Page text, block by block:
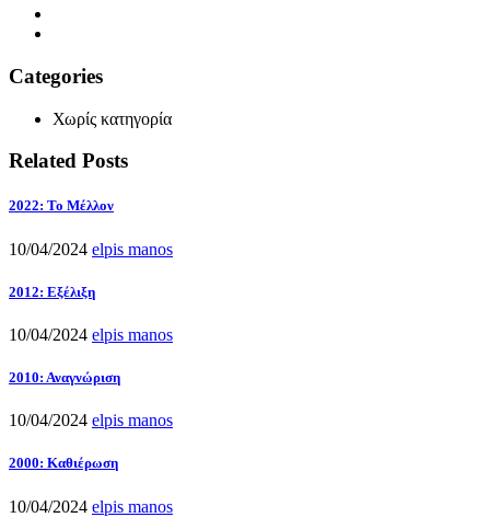
Categories
Χωρίς κατηγορία
Related Posts
2022: Το Μέλλον
10/04/2024 elpis manos
2012: Εξέλιξη
10/04/2024 elpis manos
2010: Αναγνώριση
10/04/2024 elpis manos
2000: Καθιέρωση
10/04/2024 elpis manos